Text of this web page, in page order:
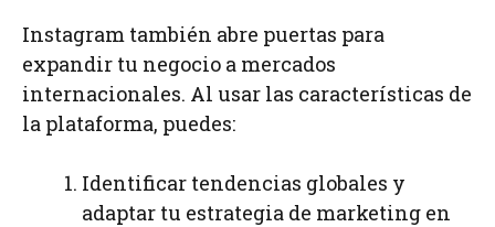
Instagram también abre puertas para
expandir tu negocio a mercados
internacionales. Al usar las características de
la plataforma, puedes:
Identificar tendencias globales y
adaptar tu estrategia de marketing en